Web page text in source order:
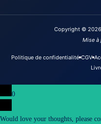
Copyright © 2026
Mise à
Politique de confidentialité CGV
0
Would love your thoughts, please